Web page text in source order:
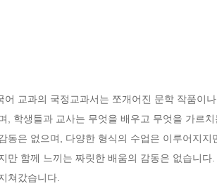
어 교과의 국정교과서는 쪼개어진 문학 작품이
학생들과 교사는 무엇을 배우고 무엇을 가르
은 없으며, 다양한 형식의 수업은 이루어지지
만 함께 느끼는 짜릿한 배움의 감동은 없습니
쳐갔습니다.